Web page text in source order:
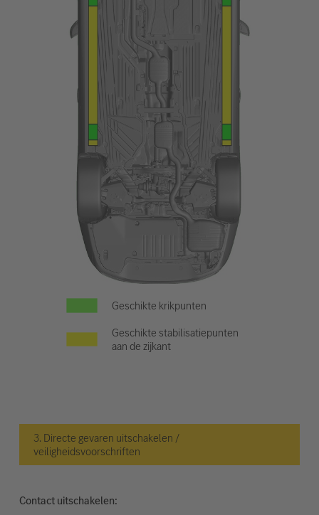
Geschikte krikpunten
Geschikte stabilisatiepunten
aan de zijkant
3. Directe gevaren uitschakelen /
veiligheidsvoorschriften
Contact uitschakelen: